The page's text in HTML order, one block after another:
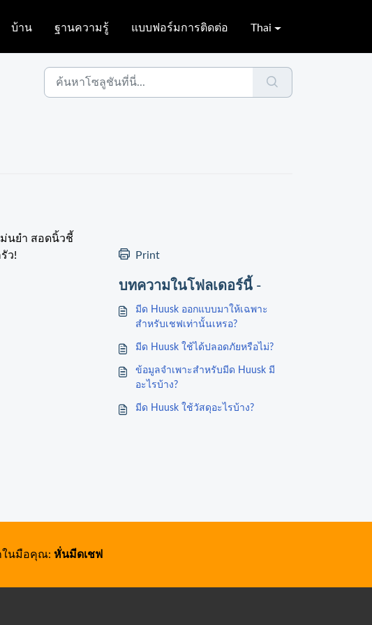
บ้าน ฐานความรู้ แบบฟอร์มการติดต่อ Thai
นยำ สอดนิ้วชี้
ว!
Print
บทความในโฟลเดอร์นี้ -
มีด Huusk ออกแบบมาให้เฉพาะ
สำหรับเชฟเท่านั้นเหรอ?
มีด Huusk ใช้ได้ปลอดภัยหรือไม่?
ข้อมูลจำเพาะสำหรับมีด Huusk มี
อะไรบ้าง?
มีด Huusk ใช้วัสดุอะไรบ้าง?
ในมือคุณ: หั่นมีดเชฟ